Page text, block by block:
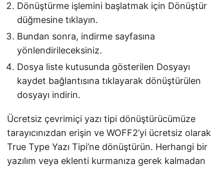
Dönüştürme işlemini başlatmak için Dönüştür
düğmesine tıklayın.
Bundan sonra, indirme sayfasına
yönlendirileceksiniz.
Dosya liste kutusunda gösterilen Dosyayı
kaydet bağlantısına tıklayarak dönüştürülen
dosyayı indirin.
Ücretsiz çevrimiçi yazı tipi dönüştürücümüze
tarayıcınızdan erişin ve WOFF2’yi ücretsiz olarak
True Type Yazı Tipi’ne dönüştürün. Herhangi bir
yazılım veya eklenti kurmanıza gerek kalmadan